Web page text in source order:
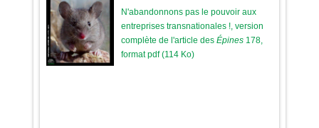
N'abandonnons pas le pouvoir aux
entreprises transnationales !, version
complète de l'article des Épines178,
format pdf (114 Ko)